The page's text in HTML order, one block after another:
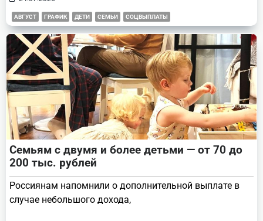
АВГУСТ ГРАФИК ДЕТИ СЕМЬИ СОЦВЫПЛАТЫ
Семьям с двумя и более детьми — от 70 до
200 тыс. рублей
Россиянам напомнили о дополнительной выплате в
случае небольшого дохода,